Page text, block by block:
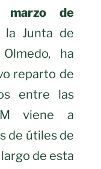
marzo de
la Junta de
ha
reparto de
entre las
viene a
de útiles de
de esta